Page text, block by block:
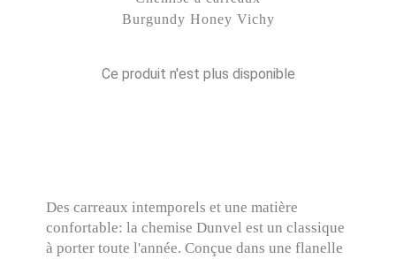
Burgundy Honey Vichy
Ce produit n'est plus disponible
Des carreaux intemporels et une matière
confortable: la chemise Dunvel est un classique
à porter toute l'année. Conçue dans une flanelle